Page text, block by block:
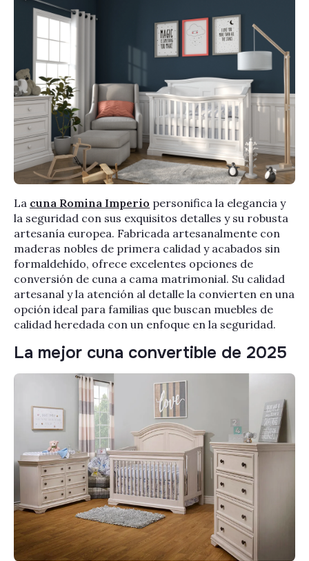
La cuna Romina Imperio personifica la elegancia y
la seguridad con sus exquisitos detalles y su robusta
artesanía europea. Fabricada artesanalmente con
maderas nobles de primera calidad y acabados sin
formaldehído, ofrece excelentes opciones de
conversión de cuna a cama matrimonial. Su calidad
artesanal y la atención al detalle la convierten en una
opción ideal para familias que buscan muebles de
calidad heredada con un enfoque en la seguridad.
La mejor cuna convertible de 2025